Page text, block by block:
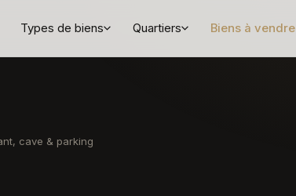
Types de biens Quartiers Biens à vendre
cave & parking